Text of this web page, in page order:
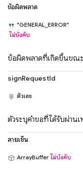
ข้อผิดพลาด
"GENERAL_ERROR"
ไม่บังคับ
ข้อผิดพลาดที่เกิดขึ้นขณะ
signRequestId
ตัวเลข
ตัวระบุคำขอที่ได้รับผ่าน
ลายเซ็น
ArrayBuffer ไม่บังคับ